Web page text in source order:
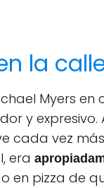
la
Myers en
y
cada vez
era
en pizza de